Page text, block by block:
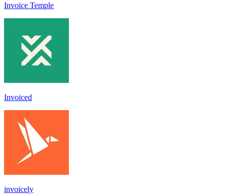
Invoice Temple
Invoiced
invoicely